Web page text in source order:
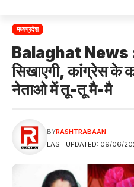
मध्यप्रदेश
Balaghat News :
सिखाएगी, कांग्रेस के
नेताओ में तू-तू मै-मै
LAST UPDATED: 09/06/
BYRASHTRABAAN